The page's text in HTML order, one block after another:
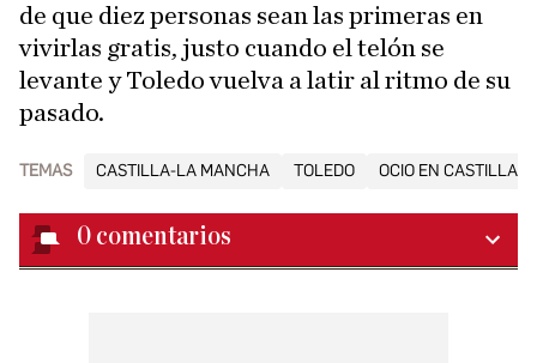
de que diez personas sean las primeras en
vivirlas gratis, justo cuando el telón se
levante y Toledo vuelva a latir al ritmo de su
pasado.
TEMAS CASTILLA-LA MANCHA TOLEDO OCIO EN CASTILLA-
0 comentarios